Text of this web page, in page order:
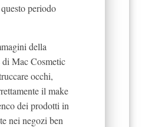
periodo
della
Mac Cosmetic
occhi,
il make
dei prodotti in
nei negozi ben